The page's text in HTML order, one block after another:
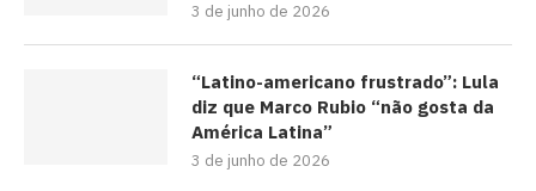
3 de junho de 2026
“Latino-americano frustrado”: Lula
diz que Marco Rubio “não gosta da
América Latina”
3 de junho de 2026